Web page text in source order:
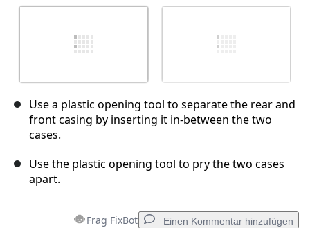
Use a plastic opening tool to separate the rear and
front casing by inserting it in-between the two
cases.
Use the plastic opening tool to pry the two cases
apart.
Frag FixBot Einen Kommentar hinzufügen